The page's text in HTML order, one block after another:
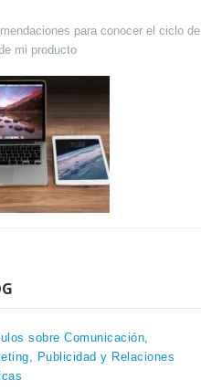
para conocer el ciclo de
mi producto
sobre Comunicación,
Publicidad y Relaciones